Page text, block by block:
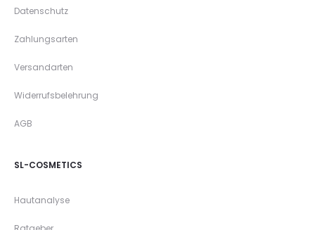
Datenschutz
Zahlungsarten
Versandarten
Widerrufsbelehrung
AGB
SL-COSMETICS
Hautanalyse